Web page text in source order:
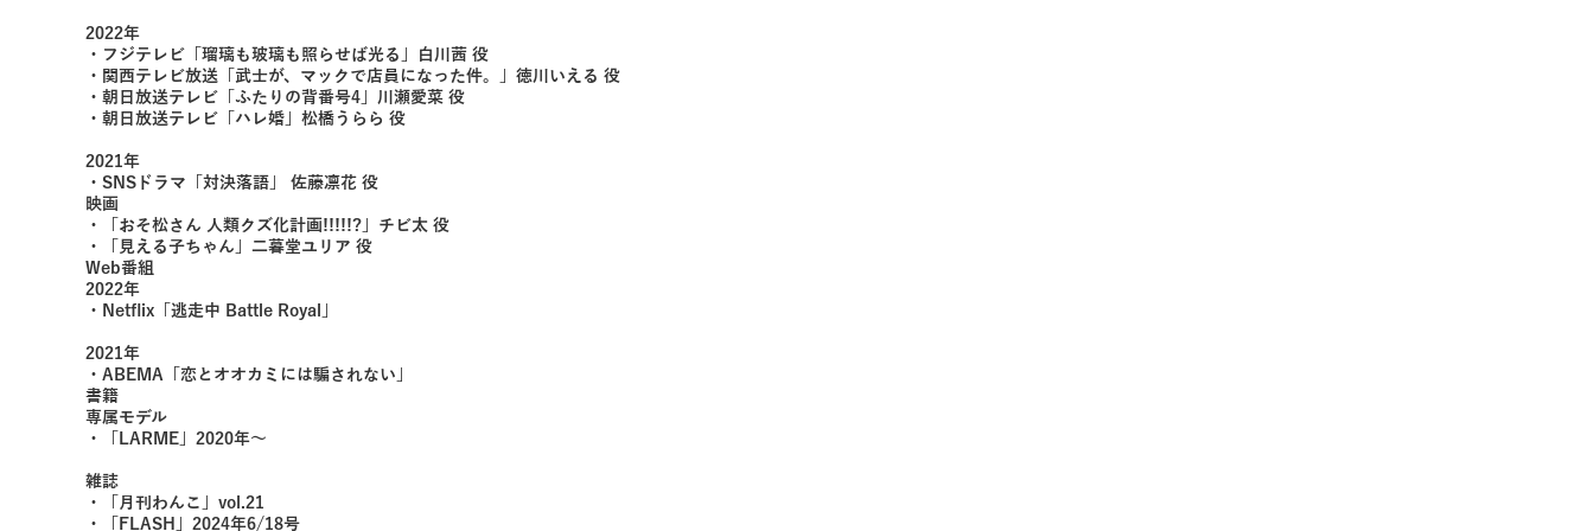
2022年
・フジテレビ「瑠璃も玻璃も照らせば光る」白川茜 役
・関西テレビ放送「武士が、マックで店員になった件。」徳川いえる 役
・朝日放送テレビ「ふたりの背番号4」川瀬愛菜 役
・朝日放送テレビ「ハレ婚」松橋うらら 役
2021年
・SNSドラマ「対決落語」 佐藤凛花 役
映画
・「おそ松さん 人類クズ化計画!!!!!?」チビ太 役
・「見える子ちゃん」二暮堂ユリア 役
Web番組
2022年
・Netflix「逃走中 Battle Royal」
2021年
・ABEMA「恋とオオカミには騙されない」
書籍
専属モデル
・「LARME」2020年〜
雑誌
・「月刊わんこ」vol.21
・「FLASH」2024年6/18号